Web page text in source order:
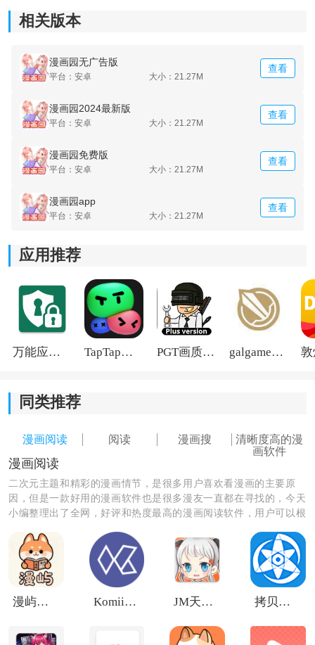
3.所有漫画资源都会准时准点更新，绝对不会出现断更的
问题。
《漫画园手机版》软件介绍：
1.软件在运行的过程中很稳定，阅读时不会出现卡顿问
题。
2.可以将作品下载下来，这样就可以在这个软件中离线观
相关版本
漫画园无广告版
平台：安卓 大小：21.27M
查看
漫画园2024最新版
平台：安卓 大小：21.27M
查看
漫画园免费版
平台：安卓 大小：21.27M
查看
漫画园app
平台：安卓 大小：21.27M
查看
应用推荐
万能应用隐藏 TapTap国际版2026 PGT画质助手旧版 galgame游戏盒子2026
同类推荐
漫画阅读 阅读 漫画搜
清晰度高的漫
画软件
漫画阅读
二次元主题和精彩的漫画情节，是很多用户喜欢看漫画的主要原
因，但是一款好用的漫画软件也是很多漫友一直都在寻找的，今天
小编整理出了全网，好评和热度最高的漫画阅读软件，用户可以根
度，都会带给你全新的追漫体验！
漫屿纯净版 Komiic Lite JM天堂安装包1.7.5 拷贝漫画免费阅读